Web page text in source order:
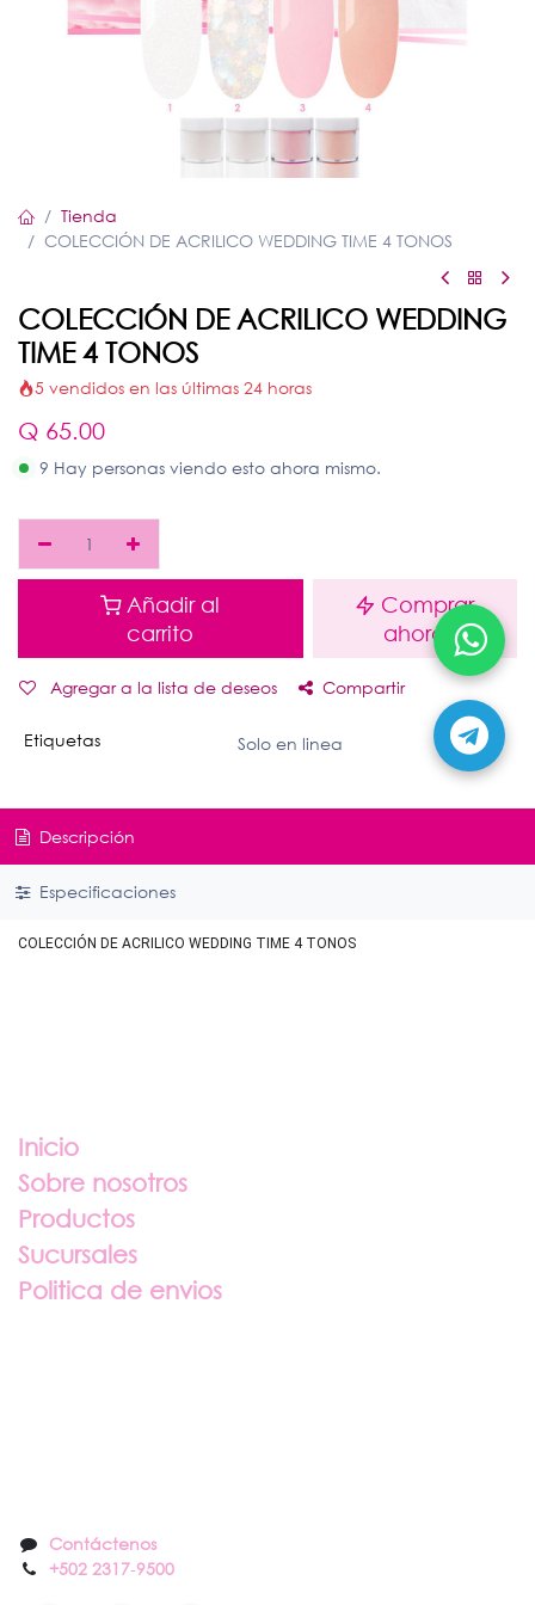
Tienda
COLECCIÓN DE ACRILICO WEDDING TIME 4 TONOS
COLECCIÓN DE ACRILICO WEDDING
TIME 4 TONOS
5 vendidos en las últimas 24 horas
Q 65.00
9 Hay personas viendo esto ahora mismo.
Añadir al
carrito
Comprar
ahora
Agregar a la lista de deseos Compartir
Etiquetas Solo en linea
Descripción
Especificaciones
COLECCIÓN DE ACRILICO WEDDING TIME 4 TONOS
Inicio
Sobre nosotros
Productos
Sucursales
Politica de envios
Contáctenos
+502 2317-9500